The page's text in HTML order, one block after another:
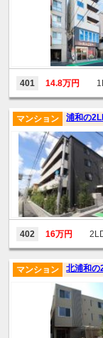
401 14.8万円
浦和の
マンション
402 16万円
北浦和の
マンション